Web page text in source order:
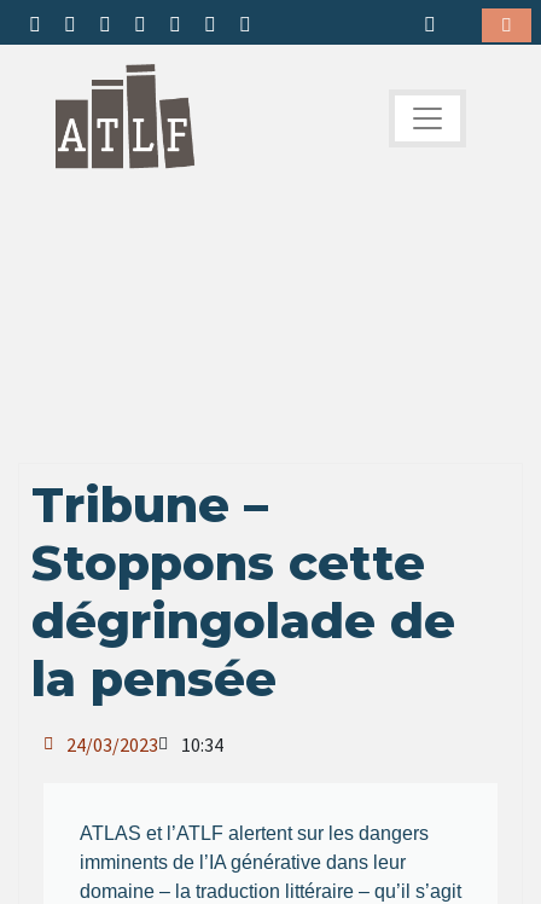
Tribune –
Stoppons cette
dégringolade de
la pensée
24/03/2023 10:34
ATLAS et l’ATLF alertent sur les dangers
imminents de l’IA générative dans leur
domaine – la traduction littéraire – qu’il s’agit